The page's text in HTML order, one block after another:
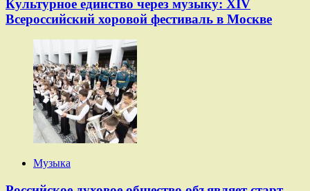
Культурное единство через музыку: XIV
Всероссийский хоровой фестиваль в Москве
Музыка